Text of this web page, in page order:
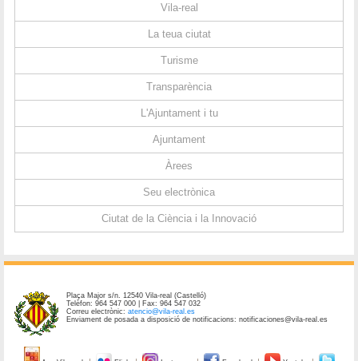
Vila-real
La teua ciutat
Turisme
Transparència
L'Ajuntament i tu
Ajuntament
Àrees
Seu electrònica
Ciutat de la Ciència i la Innovació
Plaça Major s/n. 12540 Vila-real (Castelló)
Telèfon: 964 547 000 | Fax: 964 547 032
Correu electrònic:atencio@vila-real.es
Enviament de posada a disposició de notificacions: notificaciones@vila-real.es